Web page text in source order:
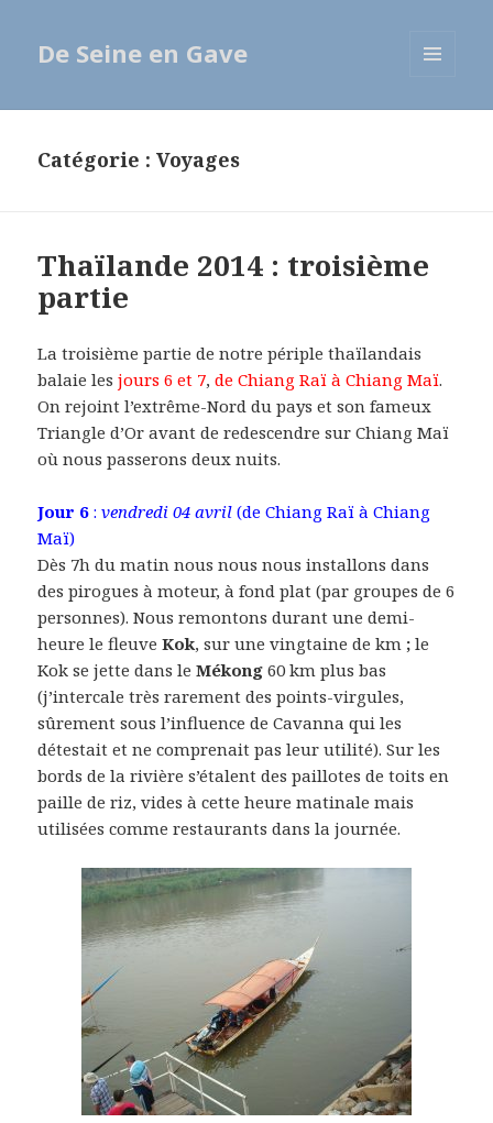
De Seine en Gave
Catégorie : Voyages
Thaïlande 2014 : troisième
partie
La troisième partie de notre périple thaïlandais
balaie lesjours 6 et 7,de Chiang Raï à Chiang Maï.
On rejoint l’extrême-Nord du pays et son fameux
Triangle d’Or avant de redescendre sur Chiang Maï
où nous passerons deux nuits.
Jour 6 : vendredi 04 avril (de Chiang Raï à Chiang
Maï)
Dès 7h du matin nous nous nous installons dans
des pirogues à moteur, à fond plat (par groupes de 6
personnes). Nous remontons durant une demi-
heure le fleuveKok, sur une vingtaine de km ; le
Kok se jette dans leMékong 60 km plus bas
(j’intercale très rarement des points-virgules,
sûrement sous l’influence de Cavanna qui les
détestait et ne comprenait pas leur utilité). Sur les
bords de la rivière s’étalent des paillotes de toits en
paille de riz, vides à cette heure matinale mais
utilisées comme restaurants dans la journée.